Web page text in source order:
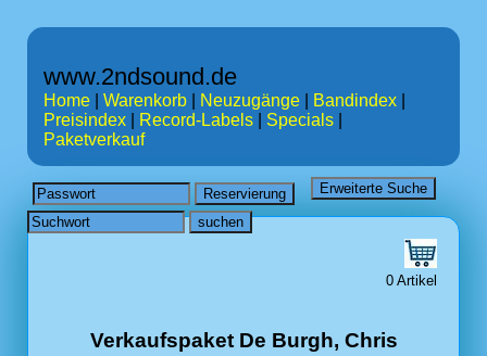
www.2ndsound.de
Home Warenkorb Neuzugänge Bandindex
Preisindex
Record-Labels Specials
Paketverkauf
0 Artikel
Verkaufspaket De Burgh, Chris